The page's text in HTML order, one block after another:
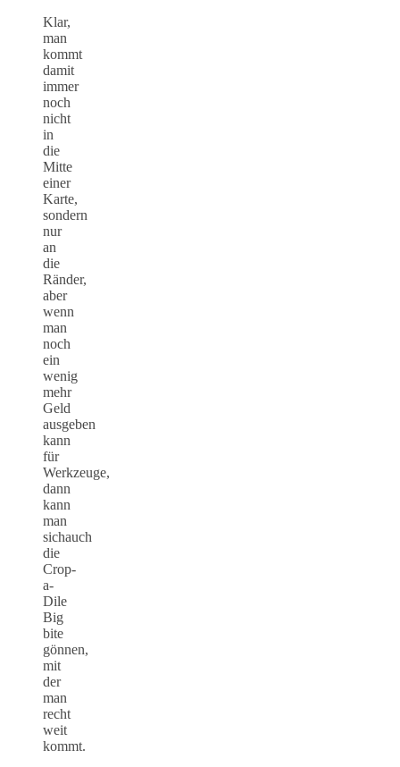
Klar,
man
kommt
damit
immer
noch
nicht
in
die
Mitte
einer
Karte,
sondern
nur
an
die
Ränder,
aber
wenn
man
noch
ein
wenig
mehr
Geld
ausgeben
kann
für
Werkzeuge,
dann
kann
man
sichauch
die
Crop-
a-
Dile
Big
bite
gönnen,
mit
der
man
recht
weit
kommt.